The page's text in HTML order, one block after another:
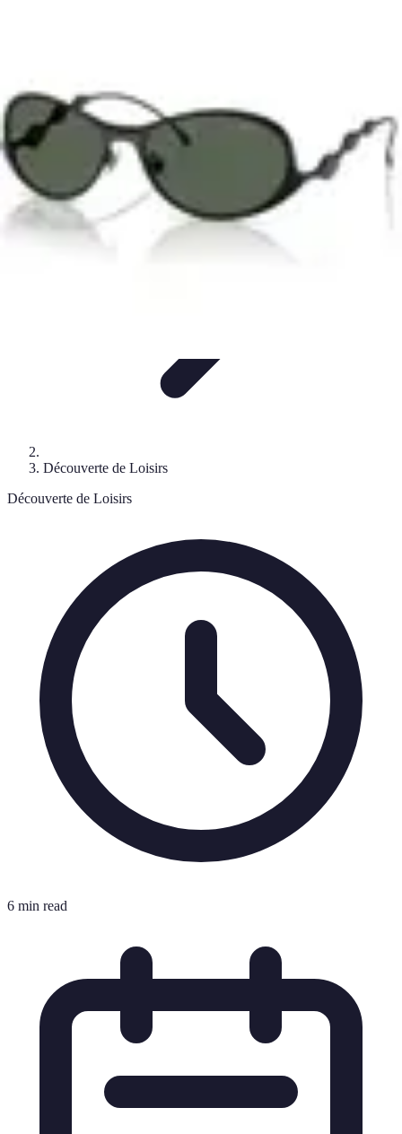
Leisure Guide Online
Découverte de Loisirs
Découverte de Loisirs
6 min read